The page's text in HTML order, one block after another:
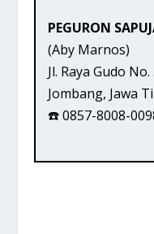
PEGURON
(Aby Marnos)
Jl. Raya Gudo
Jombang, Jawa
☎️ 0857-8008-